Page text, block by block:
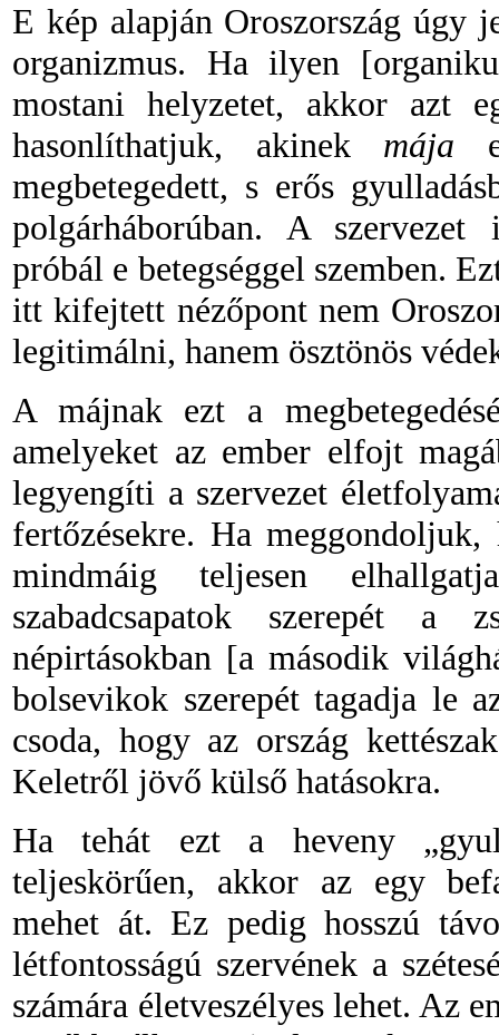
E kép alapján Oroszország úgy
organizmus. Ha ilyen
mostani helyzetet, akkor azt
hasonlíthatjuk, akinek mája
megbetegedett, s erős
polgárháborúban. A szervezet
próbál e betegséggel szemben.
itt kifejtett nézőpont nem
legitimálni, hanem ösztönös
A májnak ezt a
amelyeket az ember elfojt
legyengíti a szervezet
fertőzésekre. Ha
mindmáig teljesen
szabadcsapatok szerepét a
népirtásokban [a második
bolsevikok szerepét tagadja le
csoda, hogy az ország
Keletről jövő külső hatásokra.
Ha tehát ezt a heveny
teljeskörűen, akkor az egy
mehet át. Ez pedig hosszú
létfontosságú szervének a
számára életveszélyes lehet. Az